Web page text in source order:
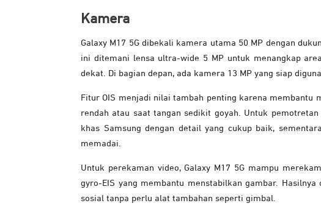
Kamera
Galaxy M17 5G dibekali kamera utama 50 MP dengan
ini ditemani lensa ultra-wide 5 MP untuk menangkap
dekat. Di bagian depan, ada kamera 13 MP yang siap
Fitur OIS menjadi nilai tambah penting karena
rendah atau saat tangan sedikit goyah. Untuk
khas Samsung dengan detail yang cukup baik,
memadai.
Untuk perekaman video, Galaxy M17 5G mampu
gyro-EIS yang membantu menstabilkan gambar.
sosial tanpa perlu alat tambahan seperti gimbal.